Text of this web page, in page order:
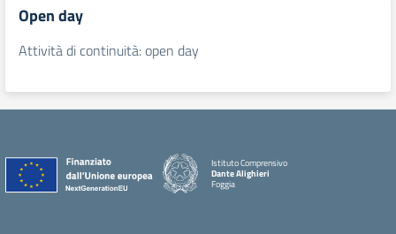
Open day
Attività di continuità: open day
Istituto Comprensivo
Dante Alighieri
Foggia